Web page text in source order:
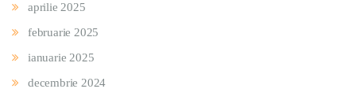
aprilie 2025
februarie 2025
ianuarie 2025
decembrie 2024